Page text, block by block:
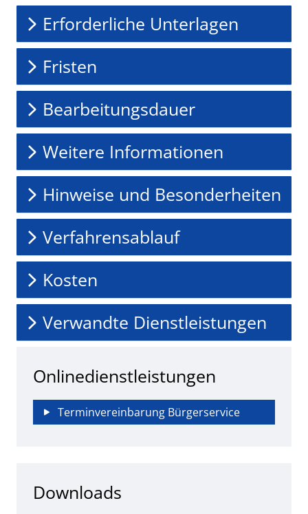
Erforderliche Unterlagen
Fristen
Bearbeitungsdauer
Weitere Informationen
Hinweise und Besonderheiten
Verfahrensablauf
Kosten
Verwandte Dienstleistungen
Onlinedienstleistungen
Terminvereinbarung Bürgerservice
Downloads